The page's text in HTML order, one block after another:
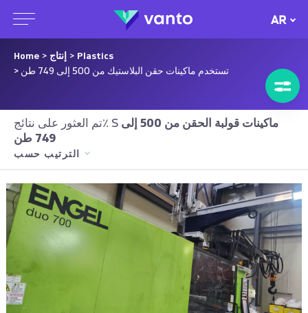
AR
Home > إنتاج > Plastics
> تستخدم ماكينات حقن البلاستيك من 500 إلى 749 طن
تم العثور على نتائج٪ S
749 طن
الترتيب حسب